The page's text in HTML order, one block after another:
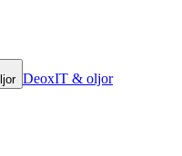
DeoxIT & oljor